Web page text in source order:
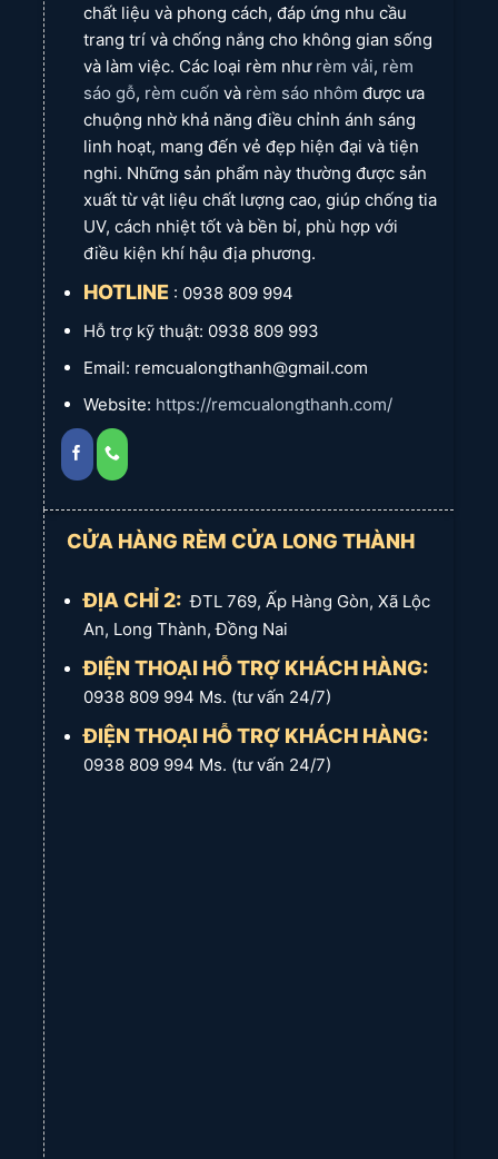
nhàng. Khi buông rèm voan, không gian vẫn ngập tràn ánh
sáng dịu, tạo cảm giác lãng mạn, bay bổng mà vẫn đảm bảo
sự riêng tư cần thiết.
Kiểu Dáng Độc Đáo:Sự kết hợp giữa kiểu mayxỏ lỗhiện đại
của lớp rèm vải và kiểu mayxếp lyduyên dáng của lớp voan
tạo nên một vẻ đẹp cân bằng, vừa mạnh mẽ, vừa mềm mại.
Khi hai lớp rèm kết hợp, không gian trở nên ấm cúng, sang
trọng và đầy đủ tiện nghi.
Tại Sao Nên Chọn Rèm Cửa Long Thành?
Sản phẩm chất lượng cao:
vải nhập khẩu, đảm bảo độ bền, tính năng vượt trội và an
toàn cho sức khỏe.
Tư vấn và thiết kế chuyên nghiệp:
chúng tôi sẽ giúp bạn lựa chọn mẫu rèm phù hợp nhất với
phong cách và ngân sách.
Thi công nhanh chóng, chính xác:
vụ lắp đặt tận nơi tại
đảm bảo sự hài lòng tuyệt đối.
Giá cả cạnh tranh:
Rèm Cửa Long Thành mang đến sản
phẩm chất lượng với mức giá hợp lý, phù hợp với mọi gia
đình.
Lin Hệ Ngay Hôm Nay!
Hãy để Rèm Cửa Long Thành đồng hành cùng bạn, kiến tạo
nên không gian sống hoàn hảo. Liên hệ với chúng tôi để được
tư vấn miễn phí và nhận báo giá ưu đãi.
Rèm Cửa Long Thành
Điện thoại hỗ trợ khách hàng:
(tư vấn 24/7)
Zalo: 0933 393 773
Fanpage rèm cửa Long Thành.
Thùy)chất liệu và phong cách, đáp ứng nhu cầu
trang trí và chống nắng cho không gian sống
và làm việc. Các loại rèm như rèm vải, rèm
sáo gỗ, rèm cuốn và rèm sáo nhôm được ưa
chuộng nhờ khả năng điều chỉnh ánh sáng
linh hoạt, mang đến vẻ đẹp hiện đại và tiện
nghi. Những sản phẩm này thường được sản
xuất từ vật liệu chất lượng cao, giúp chống tia
UV, cách nhiệt tốt và bền bỉ, phù hợp với
điều kiện khí hậu địa phương.
HOTLINE: 0938 809 994
Hỗ trợ kỹ thuật: 0938 809 993
Email: remcualongthanh@gmail.com
Website: https://remcualongthanh.com/
CỬA HÀNG RÈM CỬA LONG THÀNH
ĐỊA CHỈ 2: ĐTL 769, Ấp Hàng Gòn, Xã Lộc
An, Long Thành, Đồng Nai
ĐIỆN THOẠI HỖ TRỢ KHÁCH HÀNG:
0938 809 994 Ms. (tư vấn 24/7)
ĐIỆN THOẠI HỖ TRỢ KHÁCH HÀNG:
0938 809 994 Ms. (tư vấn 24/7)